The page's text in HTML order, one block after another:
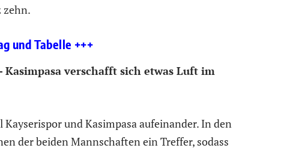
zehn.
und Tabelle +++
verschafft sich etwas Luft im
und Kasimpasa aufeinander. In den
der beiden Mannschaften ein Treffer, sodass